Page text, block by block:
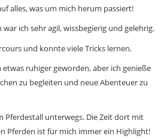
alles, was um mich herum passiert!
ich sehr agil, wissbegierig und gelehrig.
und konnte viele Tricks lernen.
etwas ruhiger geworden, aber ich genieße
zu begleiten und neue Abenteuer zu
Pferdestall unterwegs. Die Zeit dort mit
Pferden ist für mich immer ein Highlight!